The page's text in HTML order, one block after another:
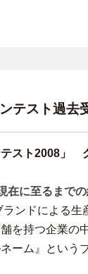
テスト過去
テスト2008
在に至るまで
ンドによる生
を持つ企業の
ーム』という